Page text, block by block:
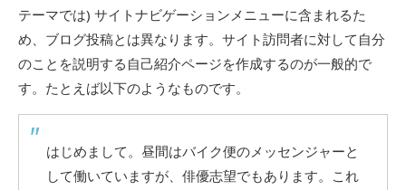
テーマでは) サイトナビゲーションメニューに含まれるた
め、ブログ投稿とは異なります。サイト訪問者に対して自分
のことを説明する自己紹介ページを作成するのが一般的で
す。たとえば以下のようなものです。
はじめまして。昼間はバイク便のメッセンジャーと
して働いていますが、俳優志望でもあります。これ